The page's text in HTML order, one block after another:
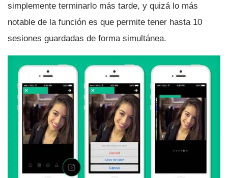
simplemente terminarlo más tarde, y quizá lo más
notable de la función es que permite tener hasta 10
sesiones guardadas de forma simultánea.